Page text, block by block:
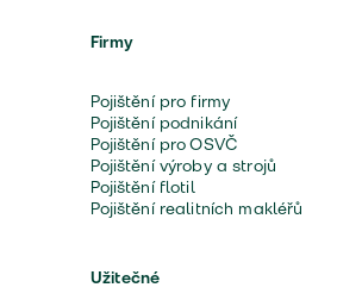
Firmy
Pojištění pro firmy
Pojištění podnikání
Pojištění pro OSVČ
Pojištění výroby a strojů
Pojištění flotil
Pojištění realitních makléřů
Užitečné